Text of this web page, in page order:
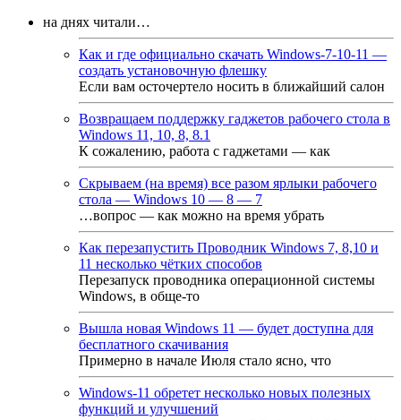
на днях читали…
Как и где официально скачать Windows-7-10-11 —
создать установочную флешку
Если вам осточертело носить в ближайший салон
Возвращаем поддержку гаджетов рабочего стола в
Windows 11, 10, 8, 8.1
К сожалению, работа с гаджетами — как
Скрываем (на время) все разом ярлыки рабочего
стола — Windows 10 — 8 — 7
…вопрос — как можно на время убрать
Как перезапустить Проводник Windows 7, 8,10 и
11 несколько чётких способов
Перезапуск проводника операционной системы
Windows, в обще-то
Вышла новая Windows 11 — будет доступна для
бесплатного скачивания
Примерно в начале Июля стало ясно, что
Windows-11 обретет несколько новых полезных
функций и улучшений